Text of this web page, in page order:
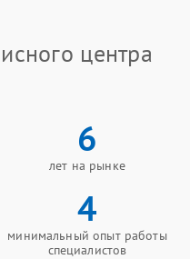
центра
6
лет на рынке
4
минимальный опыт работы
специалистов